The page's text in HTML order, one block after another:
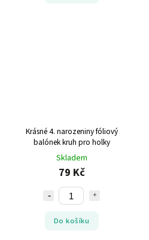
Krásné 4. narozeniny fóliový
balónek kruh pro holky
Skladem
79 Kč
Do košíku